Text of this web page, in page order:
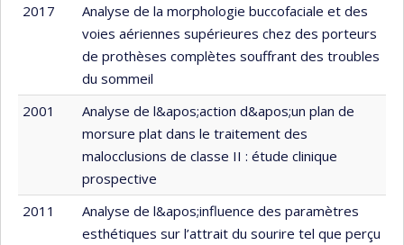
2017
Analyse de la morphologie buccofaciale et des
voies aériennes supérieures chez des porteurs
de prothèses complètes souffrant des troubles
du sommeil
2001
Analyse de l&apos;action d&apos;un plan de
morsure plat dans le traitement des
malocclusions de classe II : étude clinique
prospective
2011
Analyse de l&apos;influence des paramètres
esthétiques sur l’attrait du sourire tel que perçu